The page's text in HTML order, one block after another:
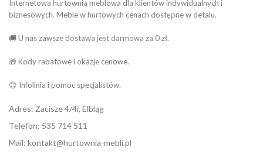
Internetowa hurtownia meblowa dla klientów indywidualnych i
biznesowych. Meble w hurtowych cenach dostępne w detalu.
🚚 U nas zawsze dostawa jest darmowa za 0 zł.
🎁 Kody rabatowe i okazje cenowe.
😊 Infolinia i pomoc specjalistów.
Adres: Zacisze 4/4i, Elbląg
Telefon: 535 714 511
Mail: kontakt@hurtownia-mebli.pl